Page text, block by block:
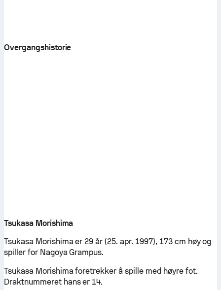
Overgangshistorie
Tsukasa Morishima
Tsukasa Morishima er 29 år (25. apr. 1997), 173 cm høy og
spiller for Nagoya Grampus.
Tsukasa Morishima foretrekker å spille med høyre fot.
Draktnummeret hans er 14.